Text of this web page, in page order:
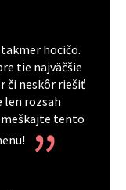
hocičo.
tie najväčšie
či neskôr riešiť
len rozsah
tento